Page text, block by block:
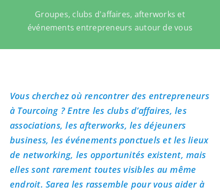
Groupes, clubs d'affaires, afterworks et
événements entrepreneurs autour de vous
Vous cherchez où rencontrer des entrepreneurs
à Tourcoing ? Entre les clubs d’affaires, les
associations, les afterworks, les déjeuners
business, les événements ponctuels et les lieux
de networking, les opportunités existent, mais
elles sont rarement toutes visibles au même
endroit. Sarea les rassemble pour vous aider à